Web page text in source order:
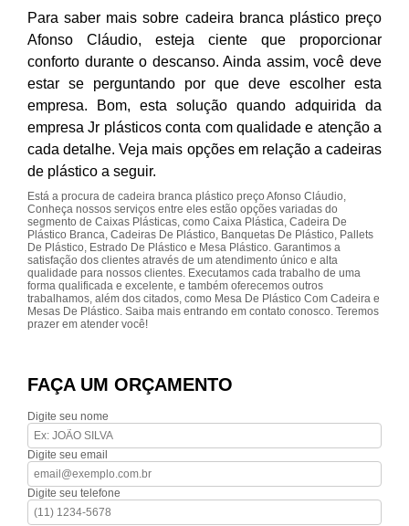
Para saber mais sobre cadeira branca plástico preço
Afonso Cláudio, esteja ciente que proporcionar
conforto durante o descanso. Ainda assim, você deve
estar se perguntando por que deve escolher esta
empresa. Bom, esta solução quando adquirida da
empresa Jr plásticos conta com qualidade e atenção a
cada detalhe. Veja mais opções em relação a cadeiras
de plástico a seguir.
Está a procura de cadeira branca plástico preço Afonso Cláudio,
Conheça nossos serviços entre eles estão opções variadas do
segmento de Caixas Plásticas, como Caixa Plástica, Cadeira De
Plástico Branca, Cadeiras De Plástico, Banquetas De Plástico, Pallets
De Plástico, Estrado De Plástico e Mesa Plástico. Garantimos a
satisfação dos clientes através de um atendimento único e alta
qualidade para nossos clientes. Executamos cada trabalho de uma
forma qualificada e excelente, e também oferecemos outros
trabalhamos, além dos citados, como Mesa De Plástico Com Cadeira e
Mesas De Plástico. Saiba mais entrando em contato conosco. Teremos
prazer em atender você!
FAÇA UM ORÇAMENTO
Digite seu nome
Digite seu email
Digite seu telefone